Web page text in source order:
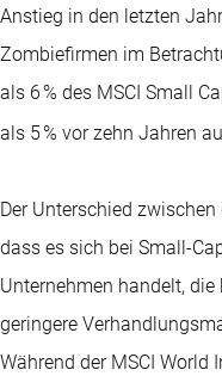
Anstieg in den letzten
Zombiefirmen im
als 6 % des MSCI Small
als 5 % vor zehn Jahren
Der Unterschied
dass es sich bei Small-
Unternehmen handelt,
geringere
Während der MSCI World